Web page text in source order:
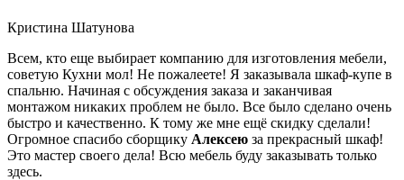
Кристина Шатунова
Всем, кто еще выбирает компанию для изготовления мебели,
советую Кухни мол! Не пожалеете! Я заказывала шкаф-купе в
спальню. Начиная с обсуждения заказа и заканчивая
монтажом никаких проблем не было. Все было сделано очень
быстро и качественно. К тому же мне ещё скидку сделали!
Огромное спасибо сборщику Алексею за прекрасный шкаф!
Это мастер своего дела! Всю мебель буду заказывать только
здесь.